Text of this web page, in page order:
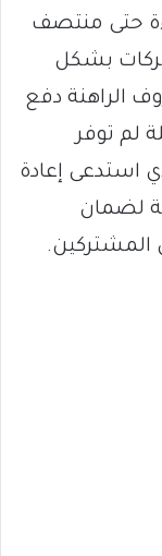
حتى منتصف
الشركات بشكل
بسبب الظروف الراهنة دفع
لم توفر
استدعى إعادة
لضمان
المشتركين.